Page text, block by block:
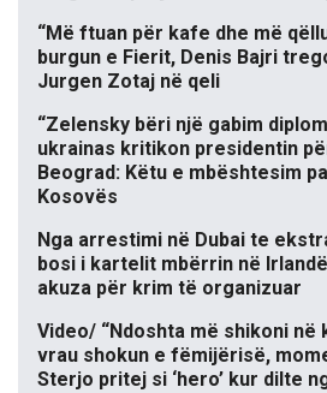
“Më ftuan për kafe dhe më
burgun e Fierit, Denis Bajri
Jurgen Zotaj në qeli
“Zelensky bëri një gabim
ukrainas kritikon presidentin
Beograd: Këtu e mbështesim
Kosovës
Nga arrestimi në Dubai te
bosi i kartelit mbërrin në
akuza për krim të organizuar
Video/ “Ndoshta më shikoni në
vrau shokun e fëmijërisë,
Sterjo pritej si ‘hero’ kur dilte